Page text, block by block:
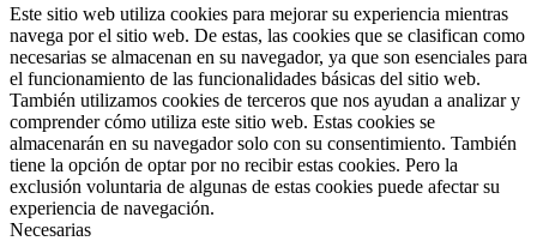
Este sitio web utiliza cookies para mejorar su experiencia mientras
navega por el sitio web. De estas, las cookies que se clasifican como
necesarias se almacenan en su navegador, ya que son esenciales para
el funcionamiento de las funcionalidades básicas del sitio web.
También utilizamos cookies de terceros que nos ayudan a analizar y
comprender cómo utiliza este sitio web. Estas cookies se
almacenarán en su navegador solo con su consentimiento. También
tiene la opción de optar por no recibir estas cookies. Pero la
exclusión voluntaria de algunas de estas cookies puede afectar su
experiencia de navegación.
Necesarias